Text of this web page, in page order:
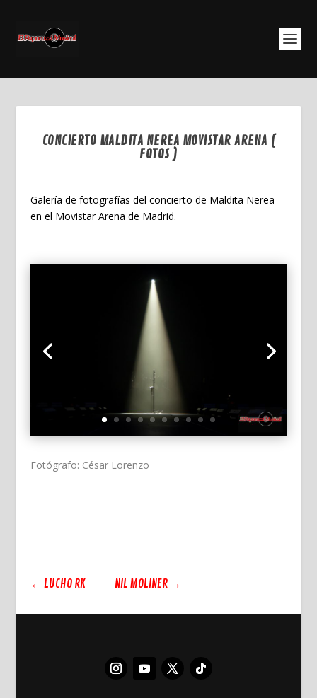
CONCIERTO MALDITA NEREA MOVISTAR ARENA (
FOTOS )
Galería de fotografías del concierto de Maldita Nerea
en el Movistar Arena de Madrid.
Fotógrafo: César Lorenzo
← LUCHO RK NIL MOLINER→